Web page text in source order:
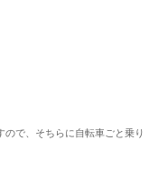
で、そちらに自転車ごと乗り